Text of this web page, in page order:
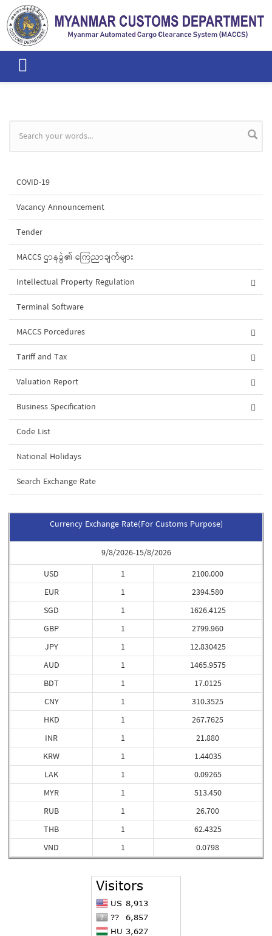
Skip to main content
Search form
COVID-19
Vacancy Announcement
Tender
MACCS ဌာနခွဲ၏ ကြေညာချက်များ
Intellectual Property Regulation
Terminal Software
MACCS Porcedures
Tariff and Tax
Valuation Report
Business Specification
Code List
National Holidays
Search Exchange Rate
Currency Exchange Rate(For Customs Purpose)
9/8/2026-15/8/2026
USD
EUR
SGD
GBP
JPY
AUD
BDT
CNY
HKD
INR
KRW
LAK
MYR
RUB
THB
VND
1
1
1
1
1
1
1
1
1
1
1
1
1
1
1
1
2100.000
2394.580
1626.4125
2799.960
12.830425
1465.9575
17.0125
310.3525
267.7625
21.880
1.44035
0.09265
513.450
26.700
62.4325
0.0798